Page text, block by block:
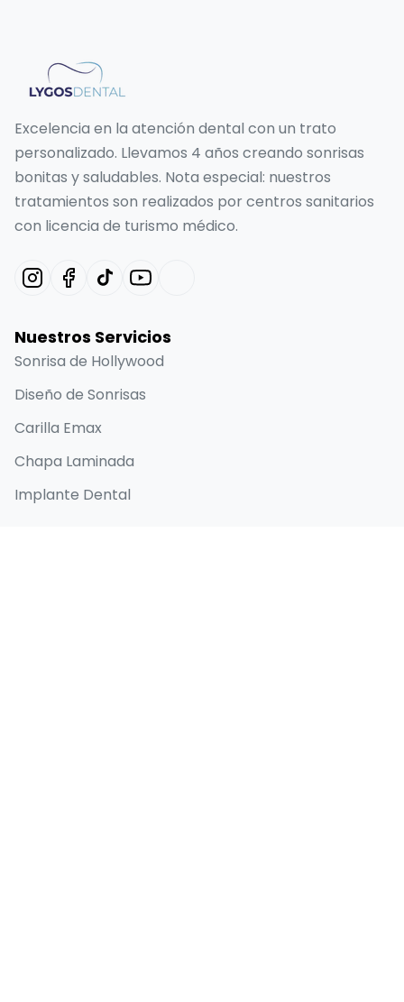
Excelencia en la atención dental con un trato
personalizado. Llevamos 4 años creando sonrisas
bonitas y saludables. Nota especial: nuestros
tratamientos son realizados por centros sanitarios
con licencia de turismo médico.
Nuestros Servicios
Sonrisa de Hollywood
Diseño de Sonrisas
Carilla Emax
Chapa Laminada
Implante Dental